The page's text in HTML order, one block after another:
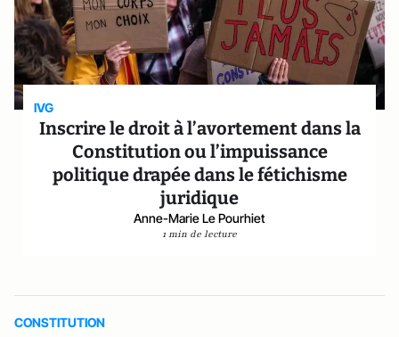
IVG
Inscrire le droit à l’avortement dans la
Constitution ou l’impuissance
politique drapée dans le fétichisme
juridique
Anne-Marie Le Pourhiet
1 min de lecture
CONSTITUTION